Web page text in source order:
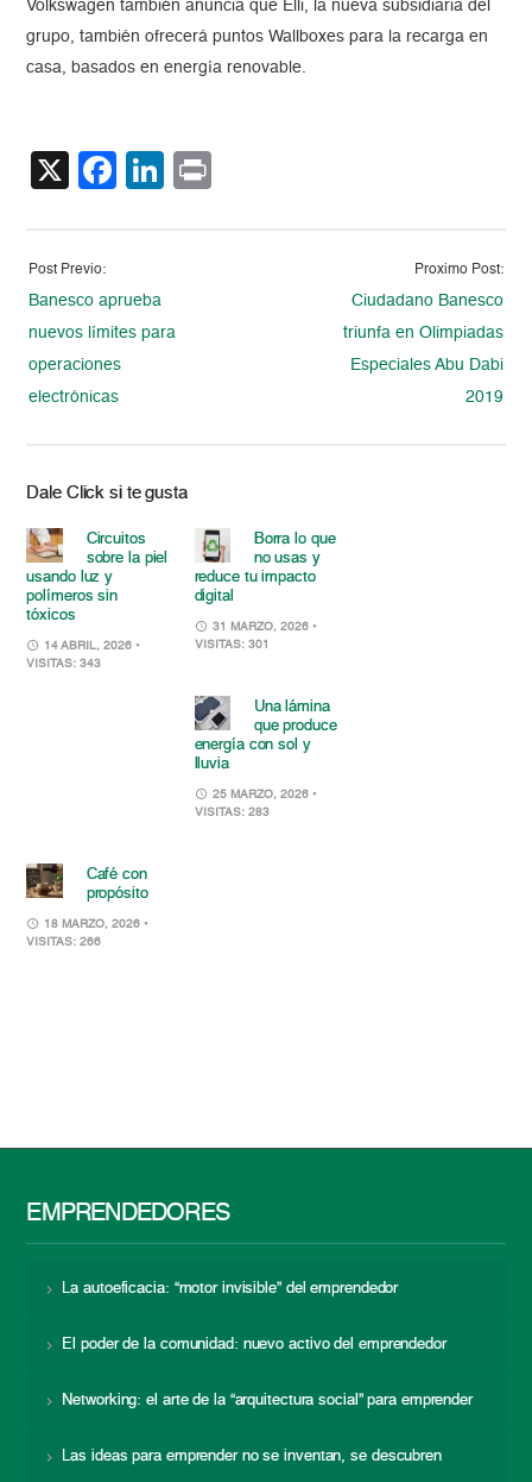
Volkswagen también anuncia que Elli, la nueva subsidiaria del
grupo, también ofrecerá puntos Wallboxes para la recarga en
casa, basados en energía renovable.
X Facebook
LinkedIn
Post Previo:
Banesco aprueba
nuevos límites para
operaciones
electrónicas
Proximo Post:
Ciudadano Banesco
triunfa en Olimpiadas
Especiales Abu Dabi
2019
Dale Click si te gusta
Circuitos
sobre la piel
usando luz y
polímeros sin
tóxicos
14 ABRIL, 2026 •
VISITAS: 343
Borra lo que
no usas y
reduce tu impacto
digital
31 MARZO, 2026 •
VISITAS: 301
Una lámina
que produce
energía con sol y
lluvia
25 MARZO, 2026 •
VISITAS: 283
Café con
propósito
18 MARZO, 2026 •
VISITAS: 266
EMPRENDEDORES
La autoeficacia: “motor invisible” del emprendedor
El poder de la comunidad: nuevo activo del emprendedor
Networking: el arte de la “arquitectura social” para emprender
Las ideas para emprender no se inventan, se descubren